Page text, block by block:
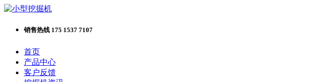
销售热线 175 1537 7107
首页
产品中心
客户反馈